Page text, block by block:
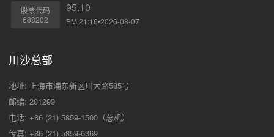
股票代码
688202
95.10
PM 21:16•2026-08-07
川沙总部
地址: 上海市浦东新区川大路585号
邮编: 201299
电话: +86 (21) 5859-1500（总机）
传真: +86 (21) 5859-6369